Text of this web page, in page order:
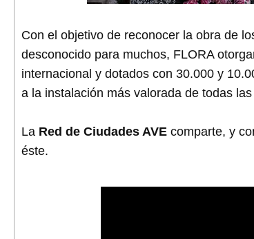
Con el objetivo de reconocer la obra de
desconocido para muchos, FLORA
internacional y dotados con 30.000 y
a la instalación más valorada de todas
La Red de Ciudades AVE comparte, y
éste.